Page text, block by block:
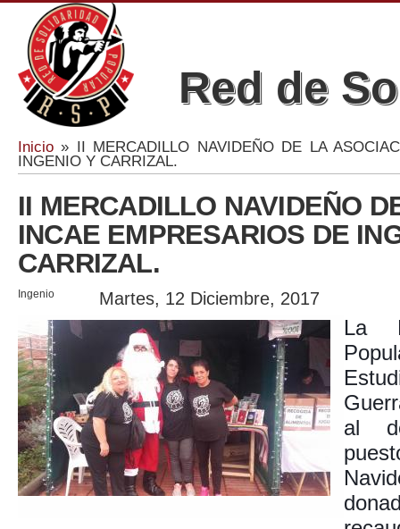
Red de
Se encuentra usted aquí
Inicio » II MERCADILLO NAVIDEÑO DE LA
INGENIO Y CARRIZAL.
II MERCADILLO NAVIDEÑO
INCAE EMPRESARIOS DE
CARRIZAL.
Ingenio Martes, 12 Diciembre, 2017
La
al